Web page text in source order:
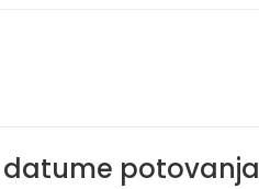
datume potovanja